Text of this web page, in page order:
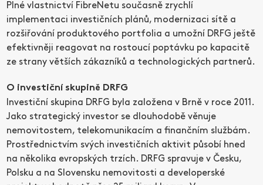
Plné vlastnictví FibreNetu současně zrychlí
implementaci investičních plánů, modernizaci sítě a
rozšiřování produktového portfolia a umožní DRFG ještě
efektivněji reagovat na rostoucí poptávku po kapacitě
ze strany větších zákazníků a technologických partnerů.
O investiční skupině DRFG
Investiční skupina DRFG byla založena v Brně v roce 2011.
Jako strategický investor se dlouhodobě věnuje
nemovitostem, telekomunikacím a finančním službám.
Prostřednictvím svých investičních aktivit působí hned
na několika evropských trzích. DRFG spravuje v Česku,
Polsku a na Slovensku nemovitosti a developerské